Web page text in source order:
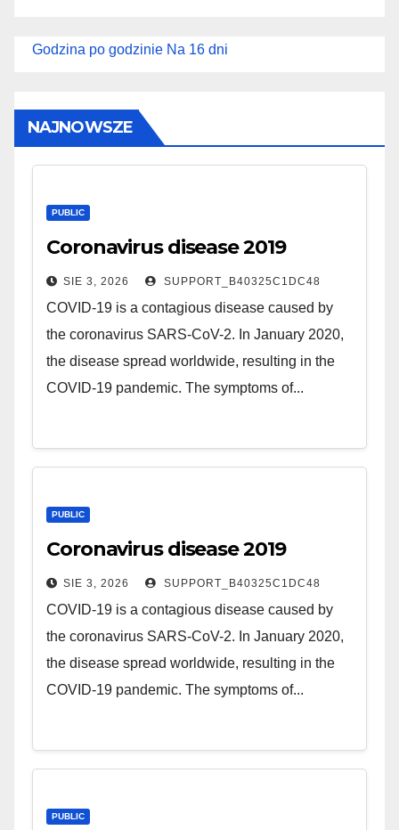
Godzina po godzinie Na 16 dni
NAJNOWSZE
PUBLIC
Coronavirus disease 2019
SIE 3, 2026 SUPPORT_B40325C1DC48
COVID-19 is a contagious disease caused by
the coronavirus SARS-CoV-2. In January 2020,
the disease spread worldwide, resulting in the
COVID-19 pandemic. The symptoms of...
PUBLIC
Coronavirus disease 2019
SIE 3, 2026 SUPPORT_B40325C1DC48
COVID-19 is a contagious disease caused by
the coronavirus SARS-CoV-2. In January 2020,
the disease spread worldwide, resulting in the
COVID-19 pandemic. The symptoms of...
PUBLIC